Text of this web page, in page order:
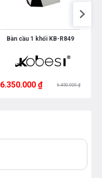
Bàn cầu 1 khối KB-R849
6.350.000 ₫ 6.450.000 ₫